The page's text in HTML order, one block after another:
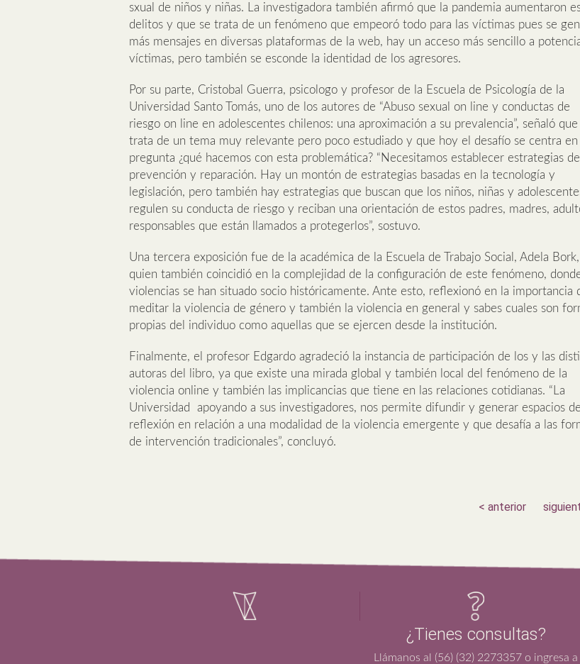
sxual de niños y niñas. La investigadora también afirmó que la pandemia aumentaron
delitos y que se trata de un fenómeno que empeoró todo para las víctimas pues se
más mensajes en diversas plataformas de la web, hay un acceso más sencillo a
víctimas, pero también se esconde la identidad de los agresores.
Por su parte, Cristobal Guerra, psicologo y profesor de la Escuela de Psicología de la
Universidad Santo Tomás, uno de los autores de “Abuso sexual on line y conductas de
riesgo on line en adolescentes chilenos: una aproximación a su prevalencia”, señaló que
trata de un tema muy relevante pero poco estudiado y que hoy el desafío se centra en
pregunta ¿qué hacemos con esta problemática? “Necesitamos establecer estrategias de
prevención y reparación. Hay un montón de estrategias basadas en la tecnología y
legislación, pero también hay estrategias que buscan que los niños, niñas y
regulen su conducta de riesgo y reciban una orientación de estos padres, madres,
responsables que están llamados a protegerlos”, sostuvo.
Una tercera exposición fue de la académica de la Escuela de Trabajo Social, Adela Bork,
quien también coincidió en la complejidad de la configuración de este fenómeno,
violencias se han situado socio históricamente. Ante esto, reflexionó en la importancia
meditar la violencia de género y también la violencia en general y sabes cuales son
propias del individuo como aquellas que se ejercen desde la institución.
Finalmente, el profesor Edgardo agradeció la instancia de participación de los y las
autoras del libro, ya que existe una mirada global y también local del fenómeno de la
violencia online y también las implicancias que tiene en las relaciones cotidianas. “La
Universidad apoyando a sus investigadores, nos permite difundir y generar espacios de
reflexión en relación a una modalidad de la violencia emergente y que desafía a las
de intervención tradicionales”, concluyó.
< anterior
¿Tienes consultas?
Llámanos al (56) (32) 2273357 o ingresa a